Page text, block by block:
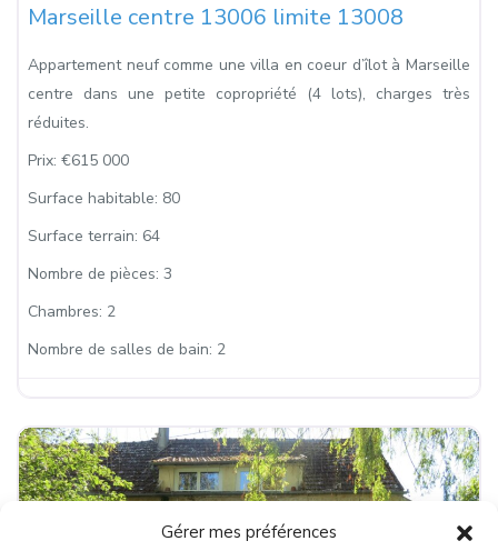
Gérer mes préférences
Marseille centre 13006 limite 13008
Appartement neuf comme une villa en coeur d’îlot à Marseille
centre dans une petite copropriété (4 lots), charges très
réduites.
Prix: €615 000
Surface habitable: 80
Surface terrain: 64
Nombre de pièces: 3
Chambres: 2
Nombre de salles de bain: 2